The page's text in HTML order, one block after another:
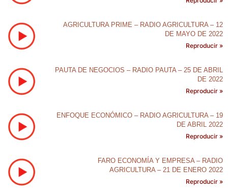
AGRICULTURA PRIME – RADIO AGRICULTURA – 12
DE MAYO DE 2022
Reproducir »
PAUTA DE NEGOCIOS – RADIO PAUTA – 25 DE ABRIL
DE 2022
Reproducir »
ENFOQUE ECONÓMICO – RADIO AGRICULTURA – 19
DE ABRIL 2022
Reproducir »
FARO ECONOMÍA Y EMPRESA – RADIO
AGRICULTURA – 21 DE ENERO 2022
Reproducir »